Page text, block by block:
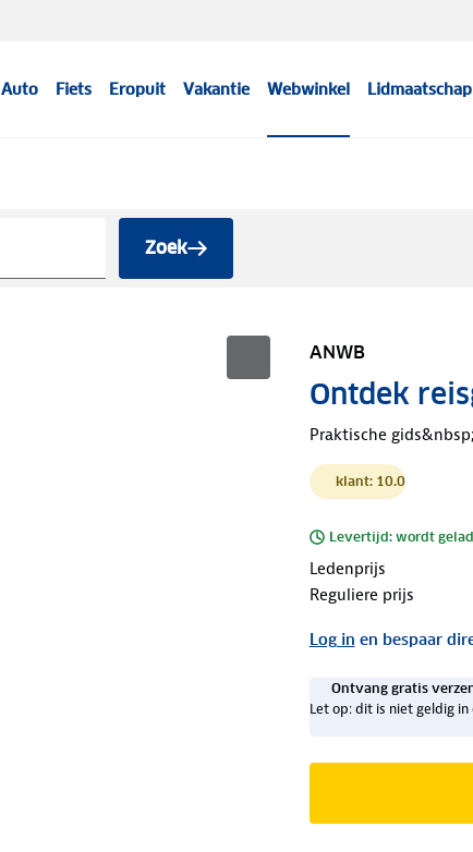
Auto Fiets Eropuit Vakantie Webwinkel Lidmaatschap
Zoek
ANWB
Ontdek
Praktische
klant: 10.0
Levertijd: wordt
Ledenprijs
Reguliere prijs
Log in en bespaar
Ontvang gratis
Let op: dit is niet geldig